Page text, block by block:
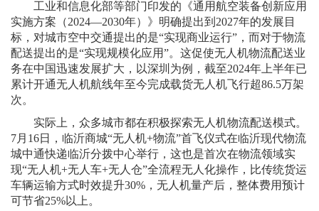
工业和信息化部等部门印发的《通用航空装备创新应用
实施方案（2024—2030年）》明确提出到2027年的发展目
标，对城市空中交通提出的是“实现商业运行”，而对于物流
配送提出的是“实现规模化应用”。这促使无人机物流配送业
务在中国迅速发展扩大，以深圳为例，截至2024年上半年已
累计开通无人机航线年至今完成载货无人机飞行超86.5万架
次。
实际上，众多城市都在积极探索无人机物流配送模式。
7月16日，临沂商城“无人机+物流”首飞仪式在临沂现代物流
城中通快递临沂分拨中心举行，这也是首次在物流领域实
现“无人机+无人车+无人仓”全流程无人化操作，比传统货运
车辆运输方式时效提升30%，无人机量产后，整体费用预计
可节省25%以上。